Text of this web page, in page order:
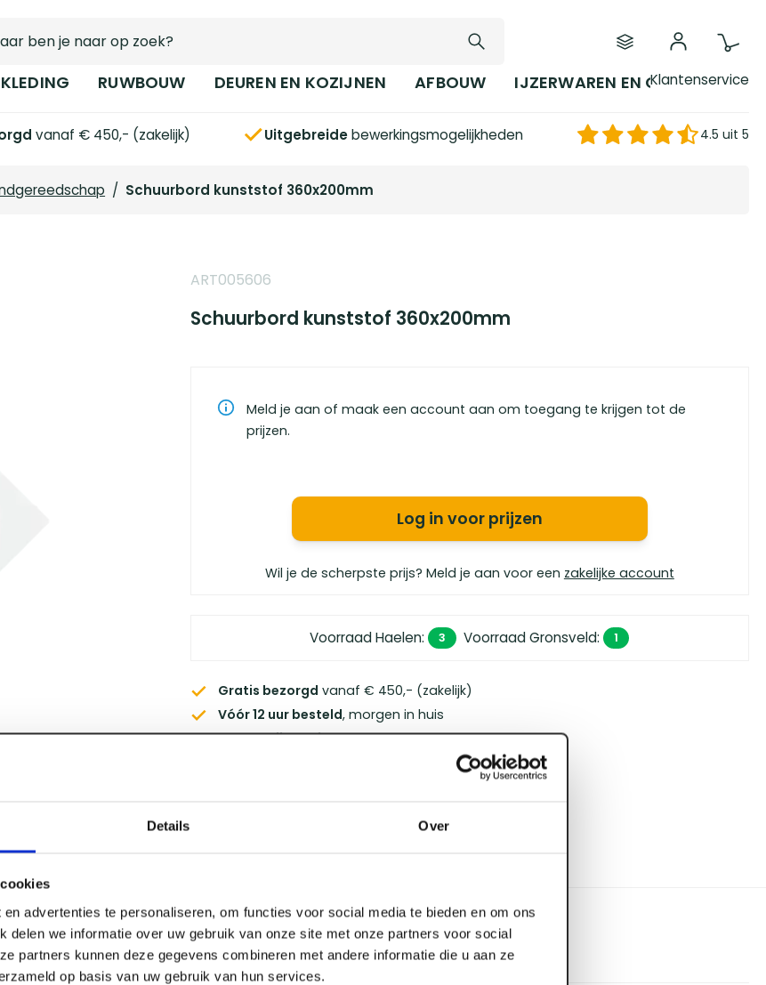
Details Over
advertenties te personaliseren, om functies voor social media te bieden en om ons
delen we informatie over uw gebruik van onze site met onze partners voor social
partners kunnen deze gegevens combineren met andere informatie die u aan ze
op basis van uw gebruik van hun services.
RUWBOUW DEUREN EN KOZIJNEN AFBOUW IJZERWAREN EN GEREEDSCHAP
Klantenservice
vanaf € 450,- (zakelijk) Uitgebreidebewerkingsmogelijkheden 4.5 uit 5
/ Schuurbord kunststof 360x200mm
ART005606
Schuurbord kunststof 360x200mm
Meld je aan of maak een account aan om toegang te krijgen tot de
prijzen.
Log in voor prijzen
Wil je de scherpste prijs? Meld je aan voor een zakelijke account
Voorraad Haelen: 3 Voorraad Gronsveld: 1
Gratis bezorgd vanaf € 450,- (zakelijk)
Vóór 12 uur besteld, morgen in huis
Persoonlijk adviesvan bouwspecialisten
Specificaties